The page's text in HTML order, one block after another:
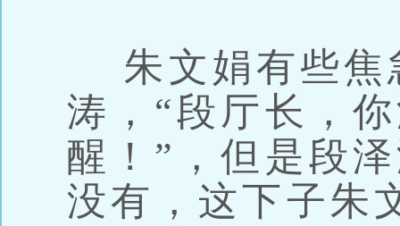
朱文娟有些焦
涛，“段厅长，
醒！”，但是段
没有，这下子朱